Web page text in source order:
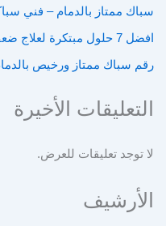
سباك ممتاز بالدمام – فني
افضل 7 حلول مبتكرة لعلاج ضعف دفع المياه في الأدوار العليا.
رقم سباك ممتاز ورخيص
التعليقات الأخيرة
لا توجد تعليقات للعرض.
الأرشيف